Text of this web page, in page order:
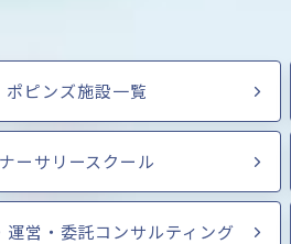
ポピンズ施設一覧
ナーサリースクール
運営・委託コンサルティング